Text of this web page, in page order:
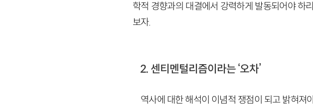
학적 경향과의 대결에서 강력하게 발동되어야 하
보자.
2. 센티멘털리즘이라는 ‘오차’
역사에 대한 해석이 이념적 쟁점이 되고 밝혀져